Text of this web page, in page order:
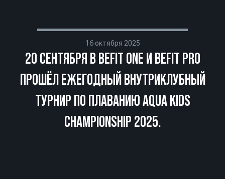
16 октября 2025
20 СЕНТЯБРЯ В BEFIT ONE И BEFIT PRO
ПРОШЁЛ ЕЖЕГОДНЫЙ ВНУТРИ­КЛУБНЫЙ
ТУРНИР ПО ПЛАВАНИЮ AQUA KIDS
CHAMPIONSHIP 2025.